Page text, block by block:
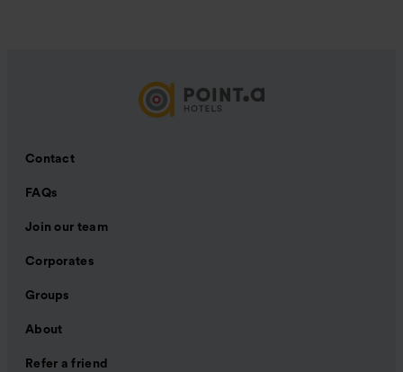
Contact
FAQs
Join our team
Corporates
Groups
About
Refer a friend